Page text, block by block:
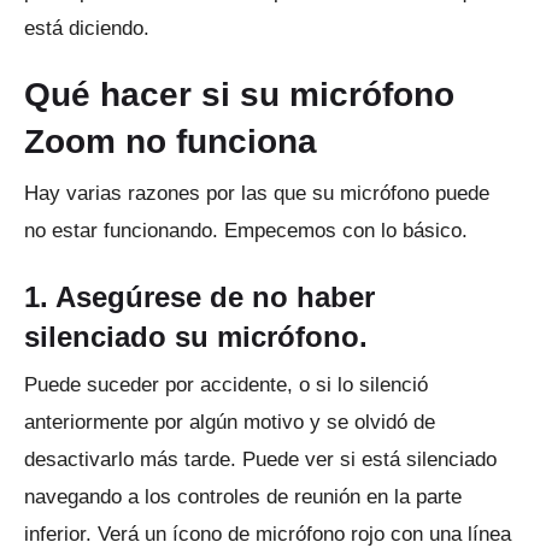
está diciendo.
Qué hacer si su micrófono
Zoom no funciona
Hay varias razones por las que su micrófono puede
no estar funcionando. Empecemos con lo básico.
1. Asegúrese de no haber
silenciado su micrófono.
Puede suceder por accidente, o si lo silenció
anteriormente por algún motivo y se olvidó de
desactivarlo más tarde. Puede ver si está silenciado
navegando a los controles de reunión en la parte
inferior. Verá un ícono de micrófono rojo con una línea